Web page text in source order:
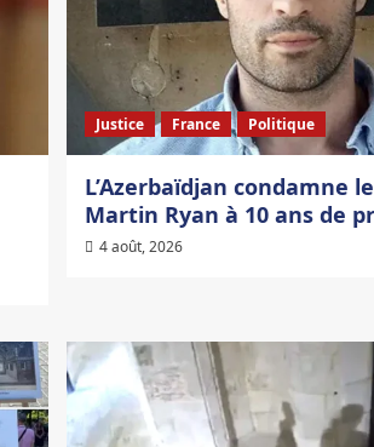
Justice France Politique
L’Azerbaïdjan condamne
Martin Ryan à 10 ans de
4 août, 2026